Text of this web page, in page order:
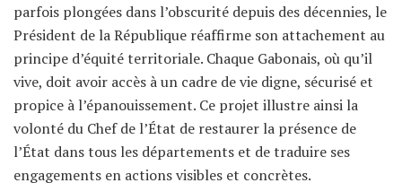
parfois plongées dans l’obscurité depuis des décennies, le
Président de la République réaffirme son attachement au
principe d’équité territoriale. Chaque Gabonais, où qu’il
vive, doit avoir accès à un cadre de vie digne, sécurisé et
propice à l’épanouissement. Ce projet illustre ainsi la
volonté du Chef de l’État de restaurer la présence de
l’État dans tous les départements et de traduire ses
engagements en actions visibles et concrètes.